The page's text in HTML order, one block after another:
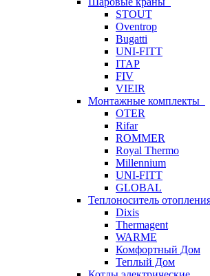
STOUT
Oventrop
Bugatti
UNI-FITT
ITAP
FIV
VIEIR
Монтажные комплекты
OTER
Rifar
ROMMER
Royal Thermo
Millennium
UNI-FITT
GLOBAL
Теплоноситель
Dixis
Thermagent
WARME
Комфортный Дом
Теплый Дом